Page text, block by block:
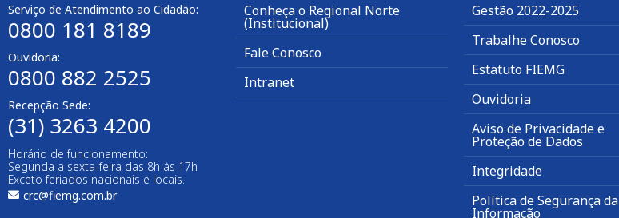
Serviço de Atendimento ao Cidadão:
0800 181 8189
Ouvidoria:
0800 882 2525
Recepção Sede:
(31) 3263 4200
Horário de funcionamento:
Segunda a sexta-feira das 8h às 17h
Exceto feriados nacionais e locais.
crc@fiemg.com.br
Conheça o Regional Norte
(Institucional)
Fale Conosco
Intranet
Gestão 2022-2025
Trabalhe Conosco
Estatuto FIEMG
Ouvidoria
Aviso de Privacidade e
Proteção de Dados
Integridade
Política de Segurança da
Informação